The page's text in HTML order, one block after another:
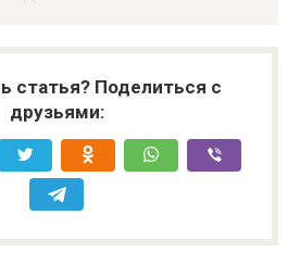
статья? Поделиться с
друзьями: